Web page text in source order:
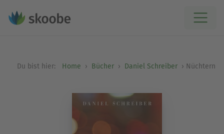
Du bist hier: Home Bücher Daniel Schreiber Nüchtern